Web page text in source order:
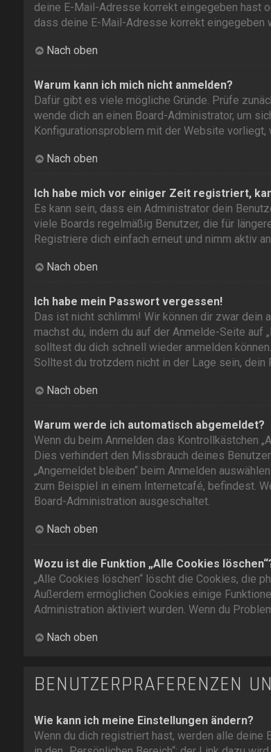
deine E-Mail-Adresse korrekt eingegeben hast
dass deine E-Mail-Adresse korrekt eingegeben
Nach oben
Warum kann ich mich nicht anmelden?
Dafür gibt es viele mögliche Gründe. Prüfe
wende dich an einen Board-Administrator, um
Konfigurationsproblem mit der Website
Nach oben
Ich habe mich vor einiger Zeit registriert,
Es kann sein, dass ein Administrator dein
viele Boards regelmäßig Benutzer, die für
Registriere dich einfach erneut und nimm aktiv
Nach oben
Ich habe mein Passwort vergessen!
Das ist nicht schlimm! Wir können dir zwar
machst du, indem du auf der Anmelde-Seite
solltest du dich schnell wieder anmelden können.
Solltest du trotzdem nicht in der Lage sein,
Nach oben
Warum werde ich automatisch abgemeldet?
Wenn du beim Anmelden das Kontrollkästchen
Dies verhindert den Missbrauch deines
„Angemeldet bleiben“ beim Anmelden
zum Beispiel in einem Internetcafé, befindest.
Board-Administration ausgeschaltet.
Nach oben
Wozu ist die Funktion „Alle Cookies
„Alle Cookies löschen“ löscht die Cookies, die
Außerdem ermöglichen Cookies einige
Administration aktiviert wurden. Wenn du
Nach oben
BENUTZERPRÄFERENZEN
Wie kann ich meine Einstellungen ändern?
Wenn du dich registriert hast, werden alle deine